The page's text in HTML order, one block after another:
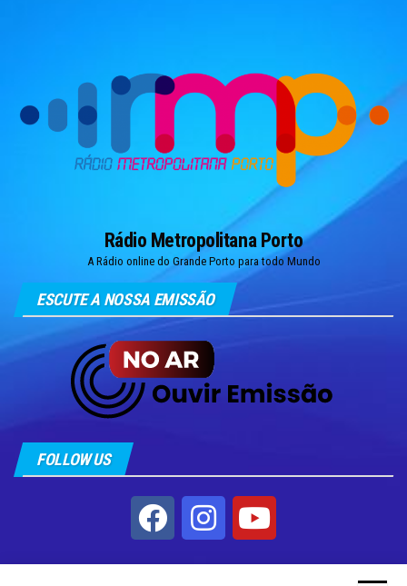
Rádio Metropolitana Porto
A Rádio online do Grande Porto para todo Mundo
ESCUTE A NOSSA EMISSÃO
FOLLOW US